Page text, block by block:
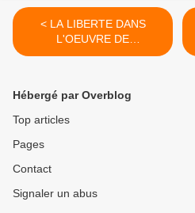
< LA LIBERTE DANS
L'OEUVRE DE
DOSTOÏEVSKI : ÊTRE
C'EST ÊTRE SOI-MÊME.
Hébergé par Overblog
Top articles
Pages
Contact
Signaler un abus